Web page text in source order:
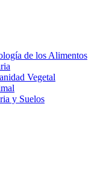
de los Alimentos
Vegetal
y Suelos